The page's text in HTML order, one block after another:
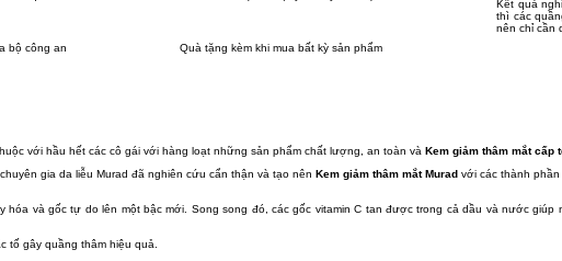
bộ công an
Quà tặng kèm khi mua bất kỳ sản phẩm
Kết quả
thì các
nên chỉ cần
với hầu hết các cô gái với hàng loạt những sản phẩm chất lượng, an toàn và Kem giảm thâm mắt cấp
gia da liễu Murad đã nghiên cứu cẩn thận và tạo nên Kem giảm thâm mắt Murad với các thành
và gốc tự do lên một bậc mới. Song song đó, các gốc vitamin C tan được trong cả dầu và nước
tố gây quầng thâm hiệu quả.